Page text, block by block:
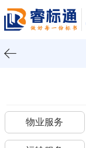
物业服务